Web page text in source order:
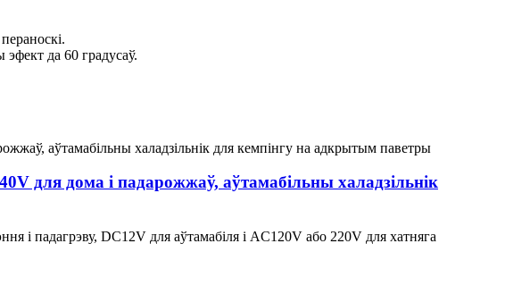
да 60 градусаў.
для дома і падарожжаў, аўтамабільны халадзільнік
і падагрэву, DC12V для аўтамабіля і AC120V або 220V для хатняга